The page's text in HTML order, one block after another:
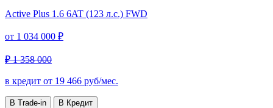
Active Plus 1.6 6AT (123 л.с.) FWD
от 1 034 000 ₽
₽ 1 358 000
в кредит от 19 466 руб/мес.
В Trade-in В Кредит